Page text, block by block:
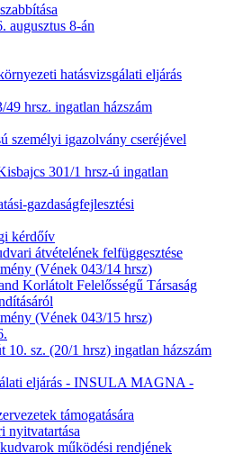
augusztus 8-án
hatásvizsgálati eljárás
hrsz. ingatlan házszám
személyi igazolvány cseréjével
301/1 hrsz-ú ingatlan
gazdaságfejlesztési
kérdőív
átvételének felfüggesztése
(Vének 043/14 hrsz)
Korlátolt Felelősségű Társaság
(Vének 043/15 hrsz)
10. sz. (20/1 hrsz) ingatlan házszám
eljárás - INSULA MAGNA -
támogatására
nyitvatartása
működési rendjének